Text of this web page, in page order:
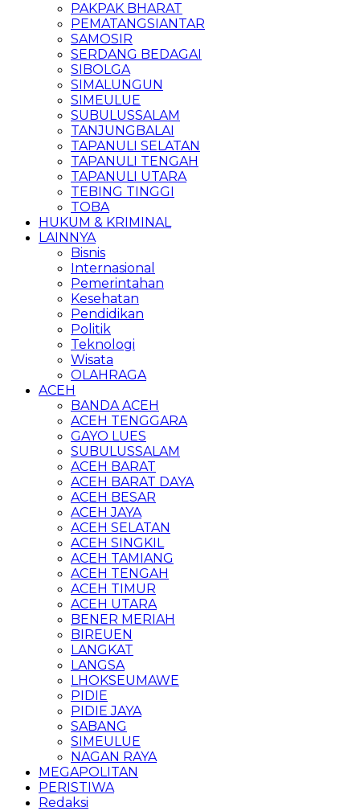
PAKPAK BHARAT
PEMATANGSIANTAR
SAMOSIR
SERDANG BEDAGAI
SIBOLGA
SIMALUNGUN
SIMEULUE
SUBULUSSALAM
TANJUNGBALAI
TAPANULI SELATAN
TAPANULI TENGAH
TAPANULI UTARA
TEBING TINGGI
TOBA
HUKUM & KRIMINAL
LAINNYA
Bisnis
Internasional
Pemerintahan
Kesehatan
Pendidikan
Politik
Teknologi
Wisata
OLAHRAGA
ACEH
BANDA ACEH
ACEH TENGGARA
GAYO LUES
SUBULUSSALAM
ACEH BARAT
ACEH BARAT DAYA
ACEH BESAR
ACEH JAYA
ACEH SELATAN
ACEH SINGKIL
ACEH TAMIANG
ACEH TENGAH
ACEH TIMUR
ACEH UTARA
BENER MERIAH
BIREUEN
LANGKAT
LANGSA
LHOKSEUMAWE
PIDIE
PIDIE JAYA
SABANG
SIMEULUE
NAGAN RAYA
MEGAPOLITAN
PERISTIWA
Redaksi